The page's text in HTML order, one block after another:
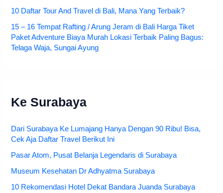
10 Daftar Tour And Travel di Bali, Mana Yang Terbaik?
15 – 16 Tempat Rafting / Arung Jeram di Bali Harga Tiket
Paket Adventure Biaya Murah Lokasi Terbaik Paling Bagus:
Telaga Waja, Sungai Ayung
Ke Surabaya
Dari Surabaya Ke Lumajang Hanya Dengan 90 Ribu! Bisa,
Cek Aja Daftar Travel Berikut Ini
Pasar Atom, Pusat Belanja Legendaris di Surabaya
Museum Kesehatan Dr Adhyatma Surabaya
10 Rekomendasi Hotel Dekat Bandara Juanda Surabaya